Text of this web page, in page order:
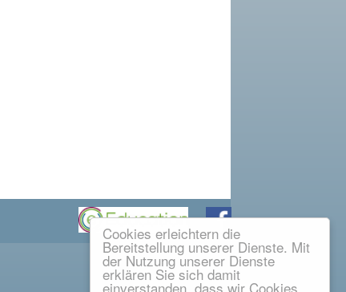
Cookies erleichtern die
Bereitstellung unserer Dienste. Mit
der Nutzung unserer Dienste
erklären Sie sich damit
einverstanden, dass wir Cookies